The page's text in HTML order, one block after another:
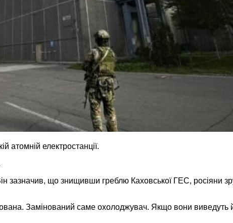
атомній електростанції.
зазначив, що знищивши греблю Каховської ГЕС, росіяни
Замінований саме охолоджувач. Якщо вони виведуть